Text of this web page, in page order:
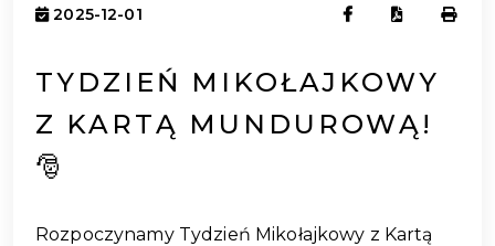
2025-12-01
TYDZIEŃ MIKOŁAJKOWY
Z KARTĄ MUNDUROWĄ!
🎅
Rozpoczynamy Tydzień Mikołajkowy z Kartą